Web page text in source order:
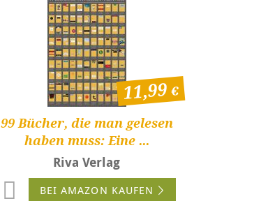
99 Bücher, die man gelesen
haben muss: Eine ...
Riva Verlag
11,99
BEI AMAZON KAUFEN